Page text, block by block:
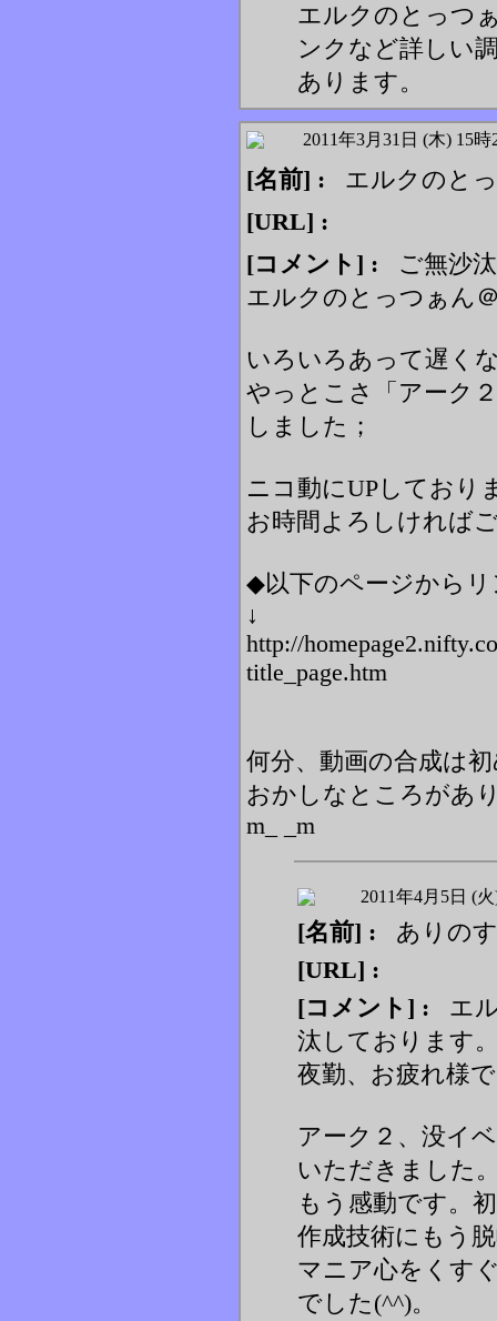
エルクのとっつ
ンクなど詳しい
あります。
2011年3月31日 (木) 15時
[名前] : エルクのと
[URL] :
[コメント] : ご無沙
エルクのとっつぁん
いろいろあって遅く
やっとこさ「アーク
しました；
ニコ動にUPしており
お時間よろしければ
◆以下のページから
↓
http://
title_page.htm
何分、動画の合成は
おかしなところがあ
m_ _m
2011年4月5日 (
[名前] : ありのす
[URL] :
[コメント] : エ
汰しております
夜勤、お疲れ様
アーク２、没イ
いただきました
もう感動です。
作成技術にもう
マニア心をくす
でした(^^)。